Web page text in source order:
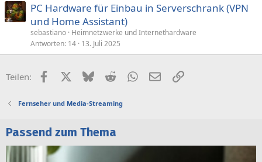
PC Hardware für Einbau in Serverschrank (VPN
und Home Assistant)
sebastiano Heimnetzwerke und Internethardware
Antworten 14 13. Juli 2025
Teilen: FacebookX (Twitter)
BlueskyRedditWhatsApp
E-MailLink
Fernseher und Media-Streaming
Passend zum Thema